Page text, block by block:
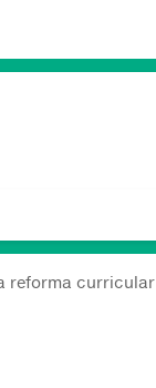
reforma curricular